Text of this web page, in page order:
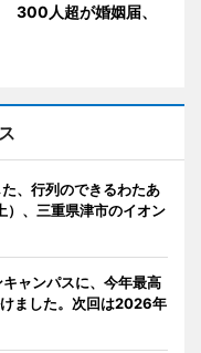
300人超が婚姻届、
、行列のできるわたあ
、三重県津市のイオン
ャンパスに、今年最高
ました。次回は2026年